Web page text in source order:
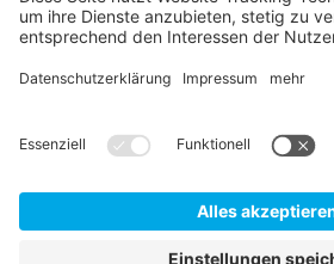
Zur
Follow TQ-